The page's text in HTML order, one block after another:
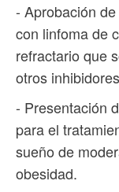
- Aprobación
con linfoma de
refractario que
otros
- Presentación
para el
sueño de
obesidad.